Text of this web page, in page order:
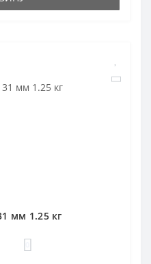
мм 1.25 кг